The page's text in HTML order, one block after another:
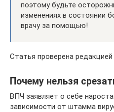
поэтому будьте
изменениях в состоянии
врачу за помощью!
Статья проверена редакцией
Почему нельзя
ВПЧ заявляет о себе
зависимости от штамма